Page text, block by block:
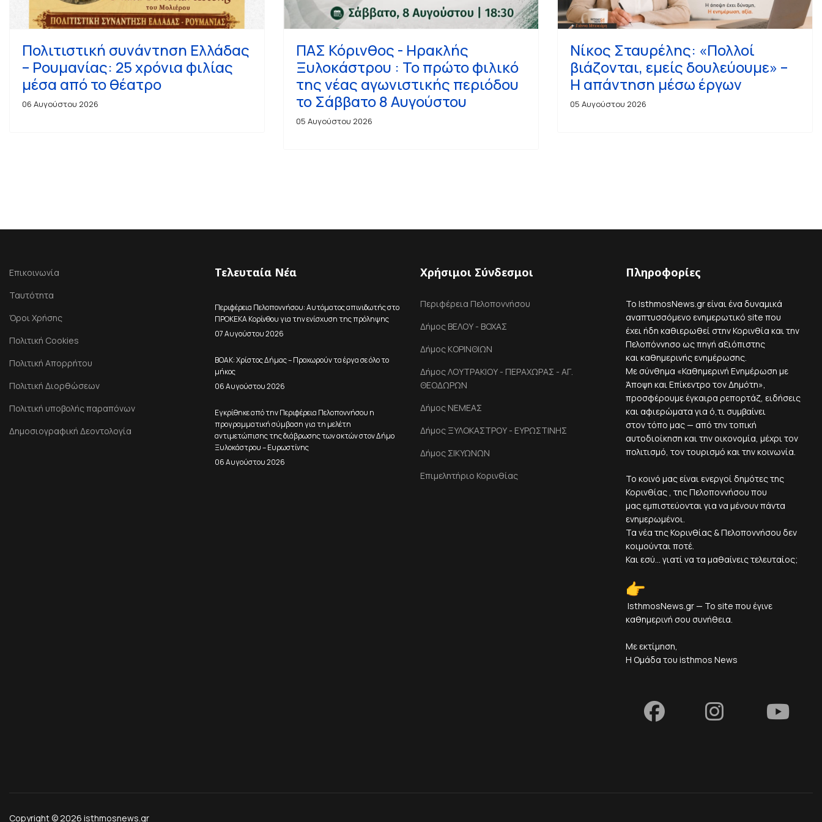
Πολιτιστική συνάντηση Ελλάδας
– Ρουμανίας: 25 χρόνια φιλίας
μέσα από το θέατρο
06 Αυγούστου 2026
ΠΑΣ Κόρινθος - Ηρακλής
Ξυλοκάστρου : Το πρώτο φιλικό
της νέας αγωνιστικής περιόδου
το Σάββατο 8 Αυγούστου
05 Αυγούστου 2026
Νίκος Σταυρέλης: «Πολλοί
βιάζονται, εμείς δουλεύουμε» –
Η απάντηση μέσω έργων
05 Αυγούστου 2026
Επικοινωνία
Ταυτότητα
Όροι Χρήσης
Πολιτική Cookies
Πολιτική Απορρήτου
Πολιτική Διορθώσεων
Πολιτική υποβολής παραπόνων
Δημοσιογραφική Δεοντολογία
Τελευταία Νέα
Περιφέρεια Πελοποννήσου: Αυτόματος απινιδωτής στο
ΠΡΟΚΕΚΑ Κορίνθου για την ενίσχυση της πρόληψης
07 Αυγούστου 2026
ΒΟΑΚ: Χρίστος Δήμας – Προχωρούν τα έργα σε όλο το
μήκος
06 Αυγούστου 2026
Εγκρίθηκε από την Περιφέρεια Πελοποννήσου η
προγραμματική σύμβαση για τη μελέτη
αντιμετώπισης της διάβρωσης των ακτών στον Δήμο
Ξυλοκάστρου – Ευρωστίνης
06 Αυγούστου 2026
Χρήσιμοι Σύνδεσμοι
Περιφέρεια Πελοποννήσου
Δήμος ΒΕΛΟΥ - ΒΟΧΑΣ
Δήμος ΚΟΡΙΝΘΙΩΝ
Δήμος ΛΟΥΤΡΑΚΙΟΥ - ΠΕΡΑΧΩΡΑΣ - ΑΓ.
ΘΕΟΔΩΡΩΝ
Δήμος ΝΕΜΕΑΣ
Δήμος ΞΥΛΟΚΑΣΤΡΟΥ - ΕΥΡΩΣΤΙΝΗΣ
Δήμος ΣΙΚΥΩΝΩΝ
Επιμελητήριο Κορινθίας
Πληροφορίες
Το IsthmosNews.gr είναι ένα δυναμικά
αναπτυσσόμενο ενημερωτικό site που
έχει ήδη καθιερωθεί στην Κορινθία και την
Πελοπόννησο ως πηγή αξιόπιστης
και καθημερινής ενημέρωσης.
Με σύνθημα «Καθημερινή Ενημέρωση με
Άποψη και Επίκεντρο τον Δημότη»,
προσφέρουμε έγκαιρα ρεπορτάζ, ειδήσεις
και αφιερώματα για ό,τι συμβαίνει
στον τόπο μας — από την τοπική
αυτοδιοίκηση και την οικονομία, μέχρι τον
πολιτισμό, τον τουρισμό και την κοινωνία.
Το κοινό μας είναι ενεργοί δημότες της
Κορινθίας , της Πελοποννήσου που
μας εμπιστεύονται για να μένουν πάντα
ενημερωμένοι.
Τα νέα της Κορινθίας & Πελοποννήσου δεν
κοιμούνται ποτέ.
Και εσύ... γιατί να τα μαθαίνεις τελευταίος;
IsthmosNews.gr — Το site που έγινε
καθημερινή σου συνήθεια.
Με εκτίμηση,
Η Ομάδα του isthmos News
Copyright © 2026 isthmosnews.gr